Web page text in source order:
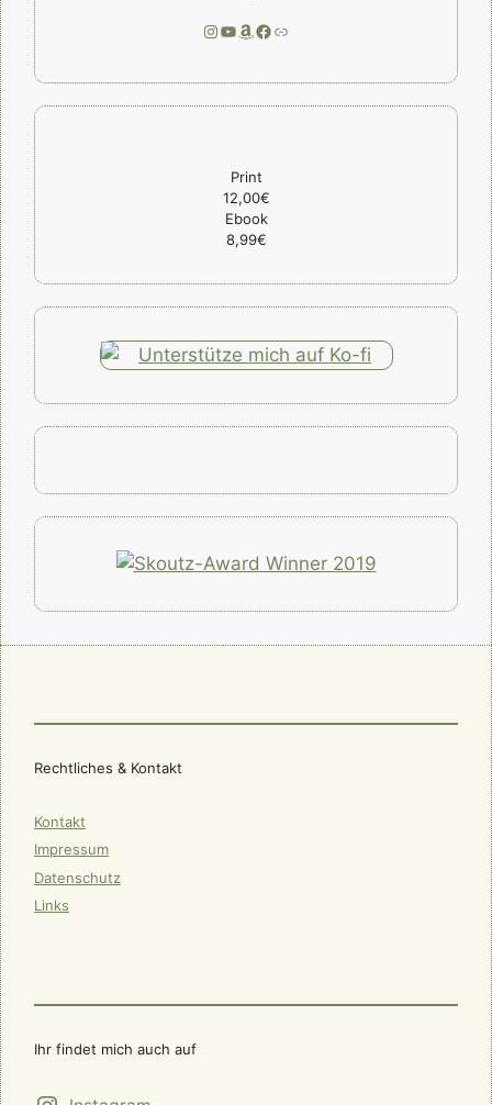
Instagram
YouTube
Amazon
Facebook
Link
Print
12,00€
Ebook
8,99€
Rechtliches & Kontakt
Kontakt
Impressum
Datenschutz
Links
Ihr findet mich auch auf